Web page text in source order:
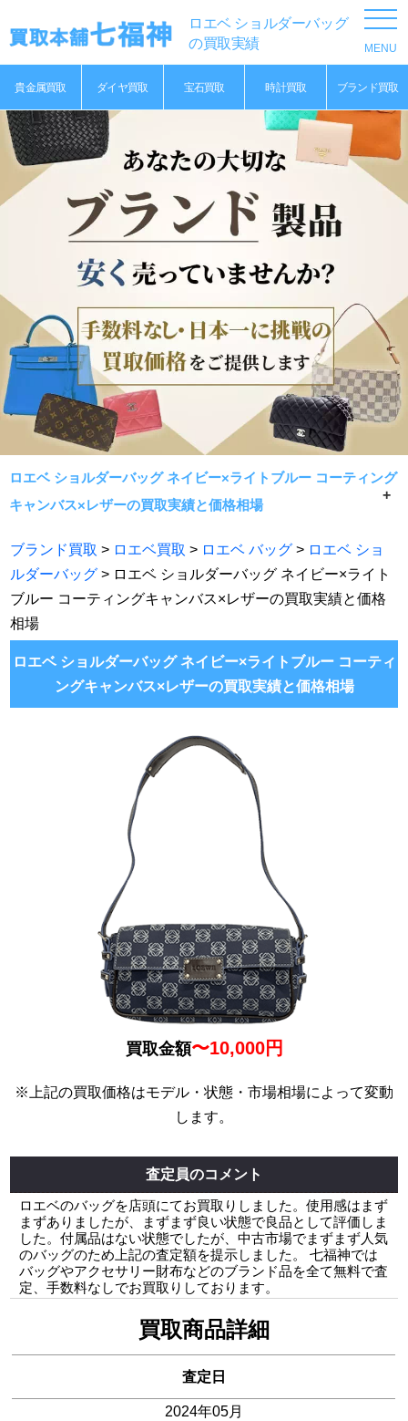
ロエベ ショルダーバッグ
の買取実績
貴金属買取 ダイヤ買取 宝石買取 時計買取 ブランド買取
ロエベ ショルダーバッグ ネイビー×ライトブルー コーティング
キャンバス×レザーの買取実績と価格相場
ロエベ ショルダーバッグ ネイビー×ライトブルー コーティ
ングキャンバス×レザー
の買取実績と価格相場です。
常に相場限界で手数料無料買取！七福神がロエベ製品であ
れば何でもお買取致します。
ブランド買取 > ロエベ買取 > ロエベ バッグ > ロエベ ショ
ルダーバッグ > ロエベ ショルダーバッグ ネイビー×ライト
ブルー コーティングキャンバス×レザーの買取実績と価格
相場
ロエベ ショルダーバッグ ネイビー×ライトブルー コーティ
ングキャンバス×レザーの買取実績と価格相場
買取金額〜10,000円
※上記の買取価格はモデル・状態・市場相場によって変動
します。
査定員のコメント
ロエベのバッグを店頭にてお買取りしました。使用感はまず
まずありましたが、まずまず良い状態で良品として評価しま
した。付属品はない状態でしたが、中古市場でまずまず人気
のバッグのため上記の査定額を提示しました。 七福神では
バッグやアクセサリー財布などのブランド品を全て無料で査
定、手数料なしでお買取りしております。
買取商品詳細
査定日
2024年05月